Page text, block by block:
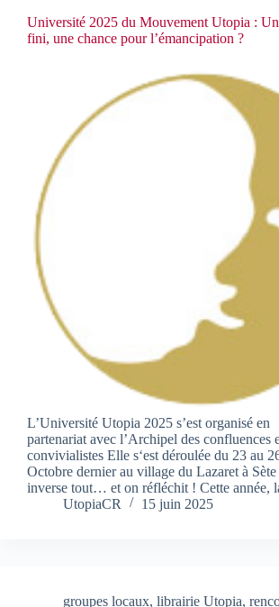
Université 2025 du Mouvement Utopia :
fini, une chance pour l’émancipation ?
L’Université Utopia 2025 s’est organisé en
partenariat avec l’Archipel des confluences
convivialistes Elle s‘est déroulée du 23 au
Octobre dernier au village du Lazaret à
inverse tout… et on réfléchit ! Cette année,
UtopiaCR
15 juin 2025
groupes locaux, librairie Utopia,